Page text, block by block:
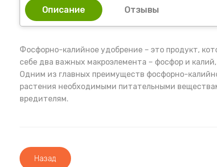
Описание Отзывы
Фосфорно-калийное удобрение – это продукт,
себе два важных макроэлемента – фосфор и
Одним из главных преимуществ фосфорно-
растения необходимыми питательными
вредителям.
Назад